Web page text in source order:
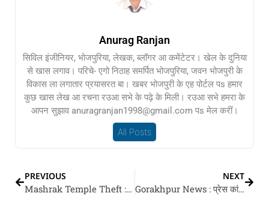
Anurag Ranjan
सिविल इंजीनियर, भोजपुरिया, लेखक, ब्लॉगर आ कमेंटेटर। खेल के दुनिया
से खास लगाव। परिचे- एगो निठाह समर्पित भोजपुरिया, जवन भोजपुरी के
विकास ला लगातार प्रयासरत बा। खबर भोजपुरी के एह पोर्टल पs हमार
कुछ खास लेख आ रचना रउआ सभे के पढ़े के मिली। रउआ सभे हमरा के
आपन सुझाव anuragranjan1998@gmail.com पs मेल करीं।
All Posts
PREVIOUS
Mashrak Temple Theft : सारण के मशरक में थाना से सटल राम जानकी मंदिर से चोरी भइल करोड़न के मूर्ति
NEXT
Gorakhpur News : प्रेस कांफ्रेंस अटेंड कs रहल पत्रकार विवेक अस्थाना के हार्ट अटैक से निधन